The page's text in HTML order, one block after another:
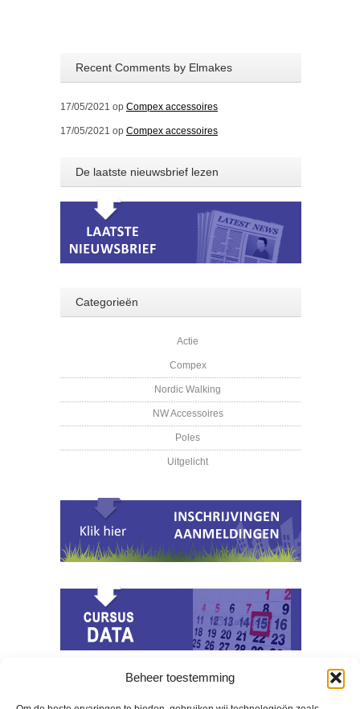
Beheer toestemming
Recent Comments by Elmakes
17/05/2021 op Compex accessoires
17/05/2021 op Compex accessoires
De laatste nieuwsbrief lezen
Categorieën
Actie
Compex
Nordic Walking
NW Accessoires
Poles
Uitgelicht